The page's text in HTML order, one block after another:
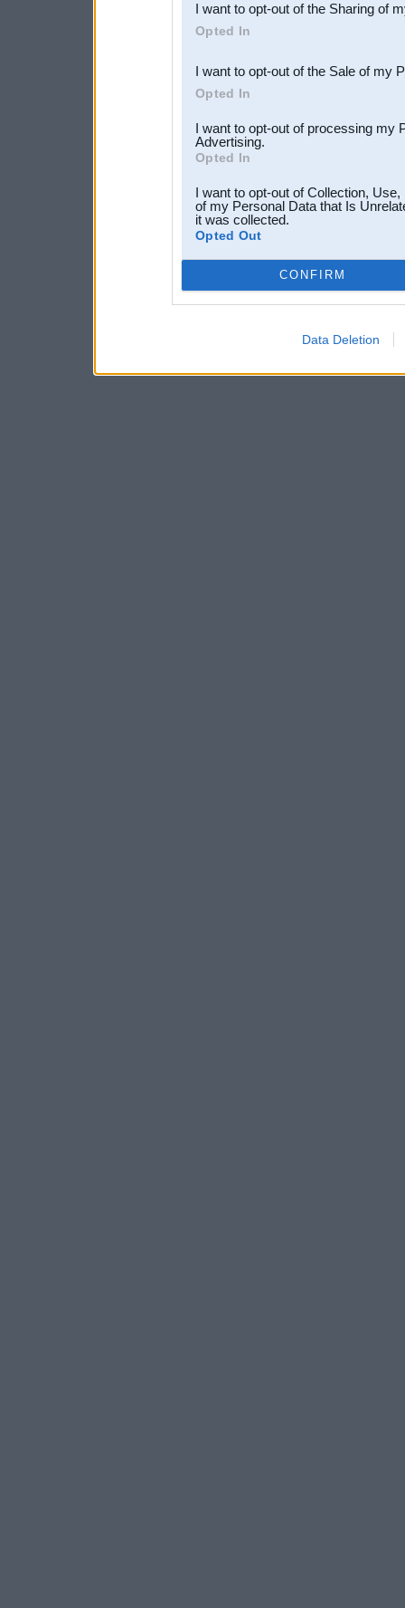
Downstream Participants
third parties.
I want to opt-out of the Sharing of
Opted In
I want to opt-out of the Sale of my
Opted In
I want to opt-out of processing my
Advertising.
Opted In
I want to opt-out of Collection,
of my Personal Data that Is
it was collected.
Opted Out
CONFIRM
Data Deletion